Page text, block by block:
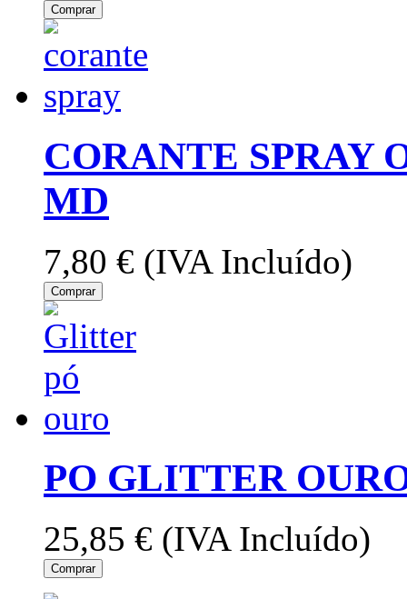
Comprar
CORANTE SPRAY
MD
7,80 € (IVA Incluído)
Comprar
PO GLITTER
25,85 € (IVA Incluído)
Comprar